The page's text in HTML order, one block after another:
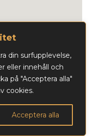
din surfupplevelse,
eller innehåll och
på "Acceptera alla"
cookies.
Acceptera alla